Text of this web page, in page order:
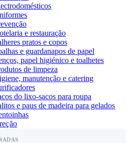
e restauração
pratos e copos
e guardanapos de papel
papel higiénico e toalhetes
de limpeza
manutenção e catering
do lixo-sacos para roupa
e paus de madeira para gelados